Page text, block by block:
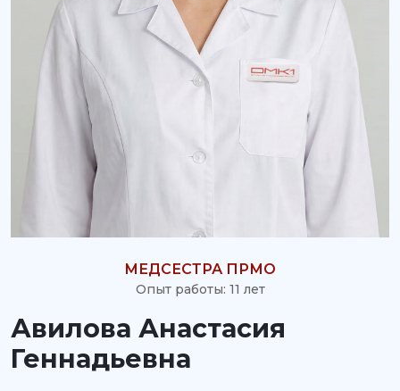
МЕДСЕСТРА ПРМО
Опыт работы: 11 лет
Авилова Анастасия
Геннадьевна